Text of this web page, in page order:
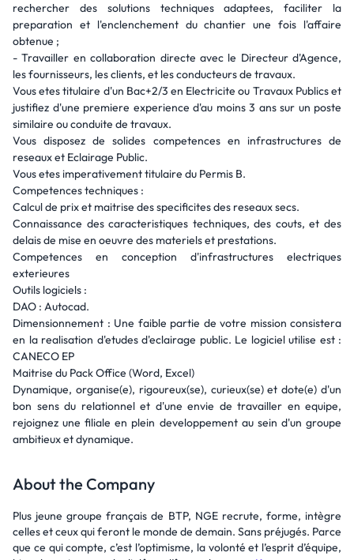
rechercher des solutions techniques adaptees, faciliter la
preparation et l'enclenchement du chantier une fois l'affaire
obtenue ;
- Travailler en collaboration directe avec le Directeur d'Agence,
les fournisseurs, les clients, et les conducteurs de travaux.
Vous etes titulaire d'un Bac+2/3 en Electricite ou Travaux Publics et
justifiez d'une premiere experience d'au moins 3 ans sur un poste
similaire ou conduite de travaux.
Vous disposez de solides competences en infrastructures de
reseaux et Eclairage Public.
Vous etes imperativement titulaire du Permis B.
Competences techniques :
Calcul de prix et maitrise des specificites des reseaux secs.
Connaissance des caracteristiques techniques, des couts, et des
delais de mise en oeuvre des materiels et prestations.
Competences en conception d'infrastructures electriques
exterieures
Outils logiciels :
DAO : Autocad.
Dimensionnement : Une faible partie de votre mission consistera
en la realisation d'etudes d'eclairage public. Le logiciel utilise est :
CANECO EP
Maitrise du Pack Office (Word, Excel)
Dynamique, organise(e), rigoureux(se), curieux(se) et dote(e) d'un
bon sens du relationnel et d'une envie de travailler en equipe,
rejoignez une filiale en plein developpement au sein d'un groupe
ambitieux et dynamique.
About the Company
Plus jeune groupe français de BTP, NGE recrute, forme, intègre
celles et ceux qui feront le monde de demain. Sans préjugés. Parce
que ce qui compte, c’est l’optimisme, la volonté et l’esprit d’équipe,